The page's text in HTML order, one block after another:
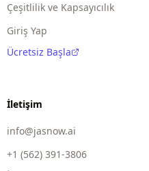
Çeşitlilik ve Kapsayıcılık
Giriş Yap
Ücretsiz Başla
İletişim
info@jasnow.ai
+1 (562) 391-3806